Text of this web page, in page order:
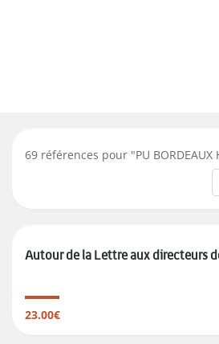
69 références pour "PU BORDEAUX
Autour de la Lettre aux directeurs
23.00€